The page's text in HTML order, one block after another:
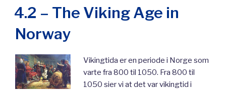
4.2 – The Viking Age in
Norway
Vikingtida er en periode i Norge som
varte fra 800 til 1050. Fra 800 til
1050 sier vi at det var vikingtid i